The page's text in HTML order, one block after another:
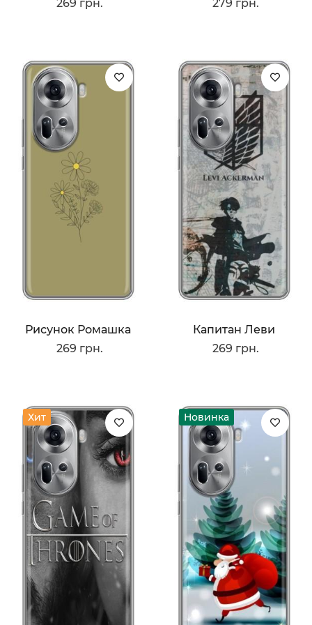
269 грн. 279 грн.
Рисунок Ромашка
269 грн.
Капитан Леви
269 грн.
Хит Новинка